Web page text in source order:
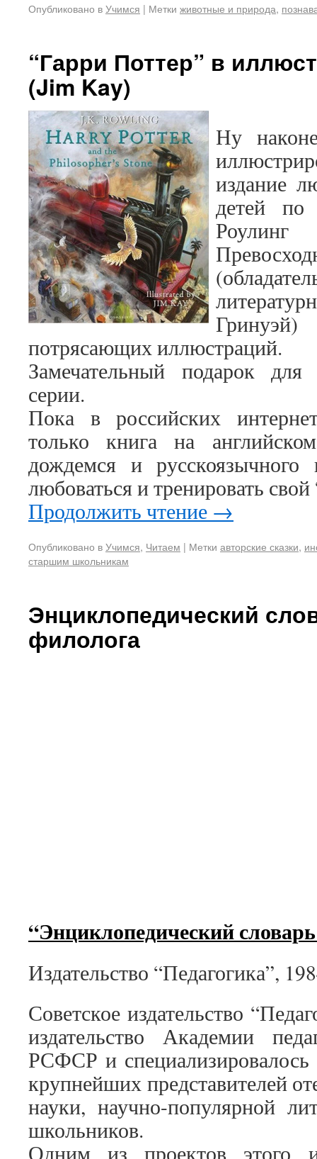
Опубликовано вУчимся | Метки животные и природа,
“Гарри Поттер” в
(Jim Kay)
Ну
издание
детей
потрясающих иллюстраций.
Замечательный подарок
серии.
Пока в российских
только книга на
дождемся и
любоваться и тренировать
Продолжить чтение →
Опубликовано вУчимся, Читаем | Метки авторские сказки,
старшим школьникам
Энциклопедический
филолога
“Энциклопедический
Издательство “Педагогика”,
Советское издательство
издательство Академии
РСФСР и специализировалось
крупнейших представителей
науки, научно-популярной
школьников.
Одним из проектов этого